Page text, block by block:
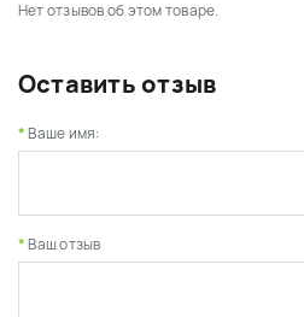
Нет отзывов об этом товаре.
Оставить отзыв
Ваше имя:
Ваш отзыв